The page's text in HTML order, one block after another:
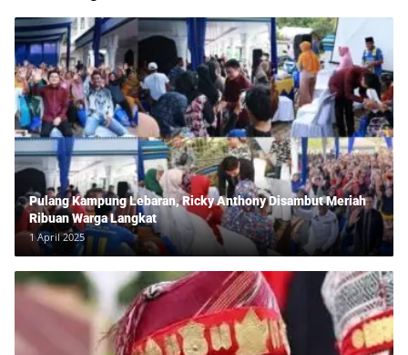
Pulang Kampung Lebaran, Ricky Anthony Disambut Meriah
Ribuan Warga Langkat
1 April 2025